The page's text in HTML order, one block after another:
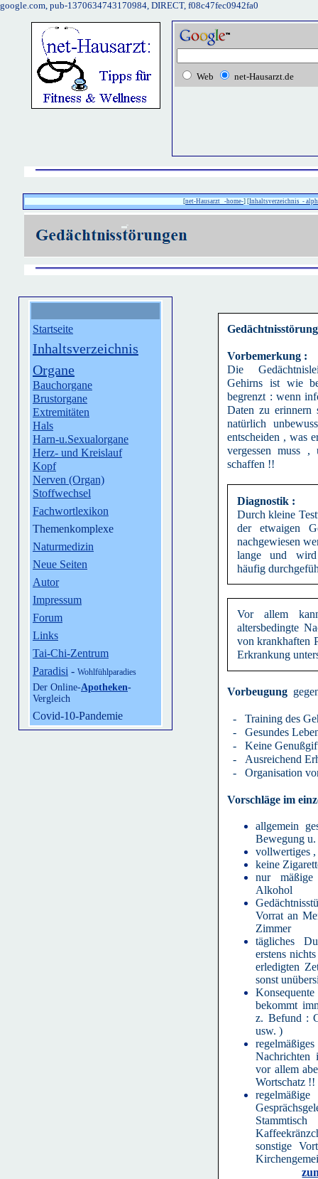
google.com, pub-1370634743170984, DIRECT, f08c47fec0942fa0
Web net-Hausarzt.de
[net-Hausarzt -home-] [Inhaltsverzeichnis -
Startseite
Inhaltsverzeichnis
Organe
Bauchorgane
Brustorgane
Extremitäten
Hals
Harn-u.Sexualorgane
Herz- und Kreislauf
Kopf
Nerven (Organ)
Stoffwechsel
Fachwortlexikon
Themenkomplexe
Naturmedizin
Neue Seiten
Autor
Impressum
Forum
Links
Tai-Chi-Zentrum
Paradisi - Wohlfühlparadies
Der Online-Apotheken-
Vergleich
Covid-10-Pandemie
Vorbemerkung :
Die
Gehirns ist wie
begrenzt : wenn
Daten zu
natürlich
entscheiden , was
vergessen muss
schaffen !!
Diagnostik :
Durch kleine
der etwaigen
nachgewiesen
lange und
häufig
Vor allem
altersbedingte
von krankhaften
Erkrankung
Vorbeugung
- Training des
- Gesundes
- Keine
- Ausreichend
- Organisation
Vorschläge im
allgemein
Bewegung
vollwertiges ,
keine
nur
Alkohol
Vorrat an
Zimmer
tägliches
erstens
erledigten
sonst
bekommt
z. Befund :
usw. )
Nachrichten
vor allem
Wortschatz !!
sonstige